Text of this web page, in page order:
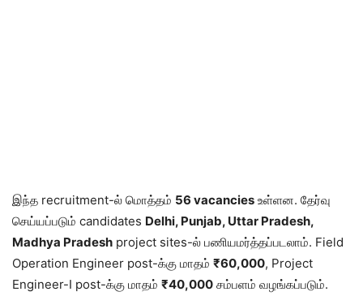
இந்த recruitment-ல் மொத்தம் 56 vacancies உள்ளன. தேர்வு
செய்யப்படும் candidates Delhi, Punjab, Uttar Pradesh,
Madhya Pradesh project sites-ல் பணியமர்த்தப்படலாம். Field
Operation Engineer post-க்கு மாதம் ₹60,000, Project
Engineer-I post-க்கு மாதம் ₹40,000 சம்பளம் வழங்கப்படும்.